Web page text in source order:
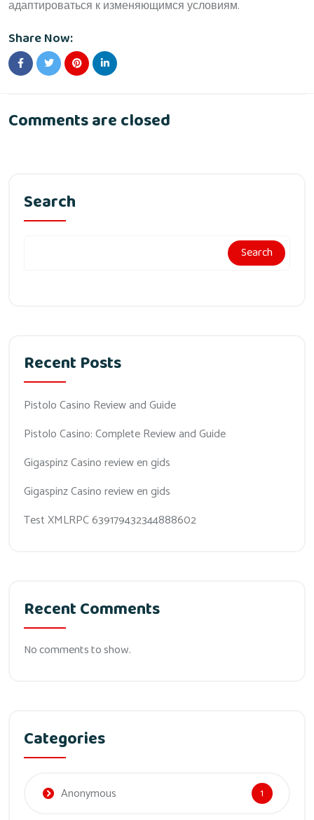
адаптироваться к изменяющимся условиям.
Share Now:
Comments are closed
Search
Search
Recent Posts
Pistolo Casino Review and Guide
Pistolo Casino: Complete Review and Guide
Gigaspinz Casino review en gids
Gigaspinz Casino review en gids
Test XMLRPC 639179432344888602
Recent Comments
No comments to show.
Categories
Anonymous 1